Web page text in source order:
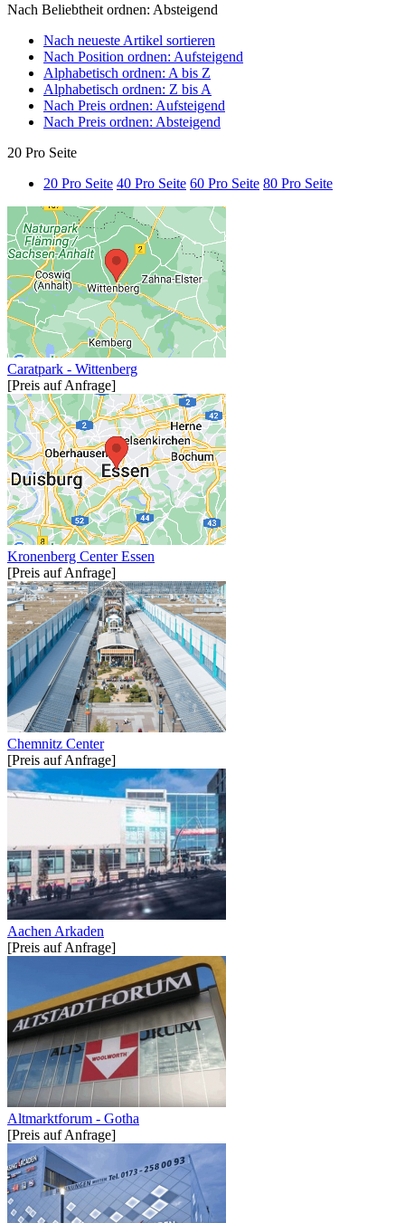
Nach Beliebtheit ordnen: Absteigend
Nach neueste Artikel sortieren
Nach Position ordnen: Aufsteigend
Alphabetisch ordnen: A bis Z
Alphabetisch ordnen: Z bis A
Nach Preis ordnen: Aufsteigend
Nach Preis ordnen: Absteigend
20 Pro Seite
20 Pro Seite 40 Pro Seite 60 Pro Seite 80 Pro Seite
Caratpark - Wittenberg
[Preis auf Anfrage]
Kronenberg Center Essen
[Preis auf Anfrage]
Chemnitz Center
[Preis auf Anfrage]
Aachen Arkaden
[Preis auf Anfrage]
Altmarktforum - Gotha
[Preis auf Anfrage]